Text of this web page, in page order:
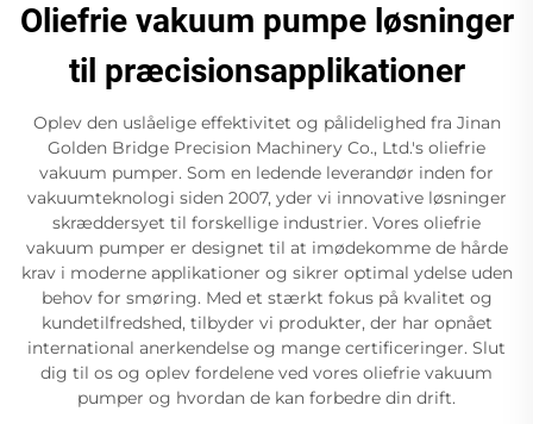
Oliefrie vakuum pumpe løsninger
til præcisionsapplikationer
Oplev den uslåelige effektivitet og pålidelighed fra Jinan
Golden Bridge Precision Machinery Co., Ltd.'s oliefrie
vakuum pumper. Som en ledende leverandør inden for
vakuumteknologi siden 2007, yder vi innovative løsninger
skræddersyet til forskellige industrier. Vores oliefrie
vakuum pumper er designet til at imødekomme de hårde
krav i moderne applikationer og sikrer optimal ydelse uden
behov for smøring. Med et stærkt fokus på kvalitet og
kundetilfredshed, tilbyder vi produkter, der har opnået
international anerkendelse og mange certificeringer. Slut
dig til os og oplev fordelene ved vores oliefrie vakuum
pumper og hvordan de kan forbedre din drift.